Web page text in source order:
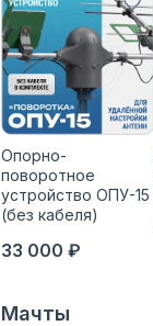
Опорно-
поворотное
устройство ОПУ-15
(без кабеля)
33 000 ₽
Мачты